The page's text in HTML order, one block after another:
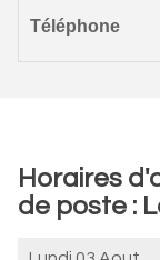
Téléphone
Horaires
de poste :